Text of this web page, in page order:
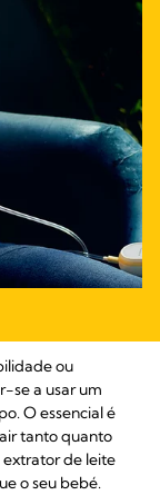
ou
se a usar um
O essencial é
tanto quanto
extrator de leite
o seu bebé.